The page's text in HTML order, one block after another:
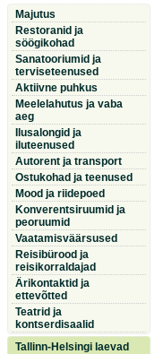
Majutus
Restoranid ja
söögikohad
Sanatooriumid ja
terviseteenused
Aktiivne puhkus
Meelelahutus ja vaba
aeg
Ilusalongid ja
iluteenused
Autorent ja transport
Ostukohad ja teenused
Mood ja riidepoed
Konverentsiruumid ja
peoruumid
Vaatamisväärsused
Reisibürood ja
reisikorraldajad
Ärikontaktid ja
ettevõtted
Teatrid ja
kontserdisaalid
Tallinn-Helsingi laevad